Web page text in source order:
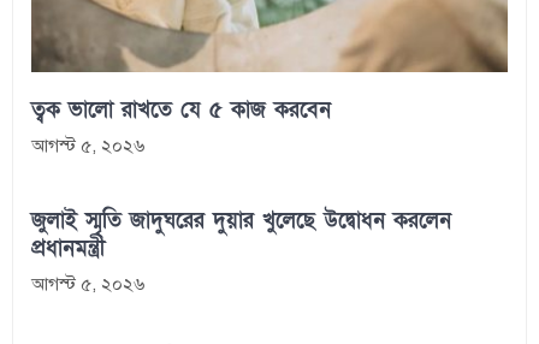
ত্বক ভালো রাখতে যে ৫ কাজ করবেন
আগস্ট ৫, ২০২৬
জুলাই স্মৃতি জাদুঘরের দুয়ার খুলেছে উদ্বোধন করলেন
প্রধানমন্ত্রী
আগস্ট ৫, ২০২৬